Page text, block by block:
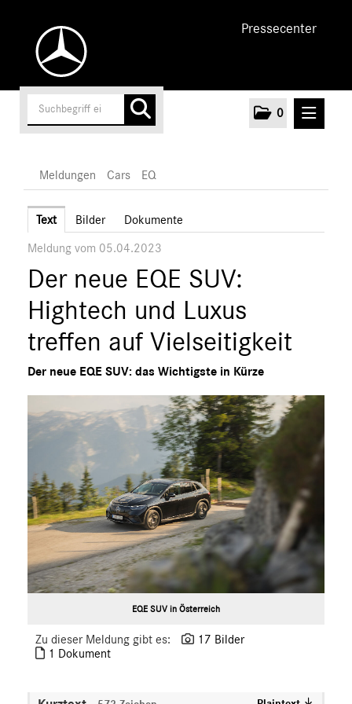
Pressecenter
0
Unternehmen
Cars
AMG
Maybach
Mercedes-Benz
Vans
ÜBER UNS
ANSPRECHPARTNER
Meldungen Cars EQ
Text Bilder Dokumente
Meldung vom 05.04.2023
Der neue EQE SUV:
Hightech und Luxus
treffen auf Vielseitigkeit
Der neue EQE SUV: das Wichtigste in Kürze
EQE SUV in Österreich
Zu dieser Meldung gibt es:
17 Bilder
1 Dokument